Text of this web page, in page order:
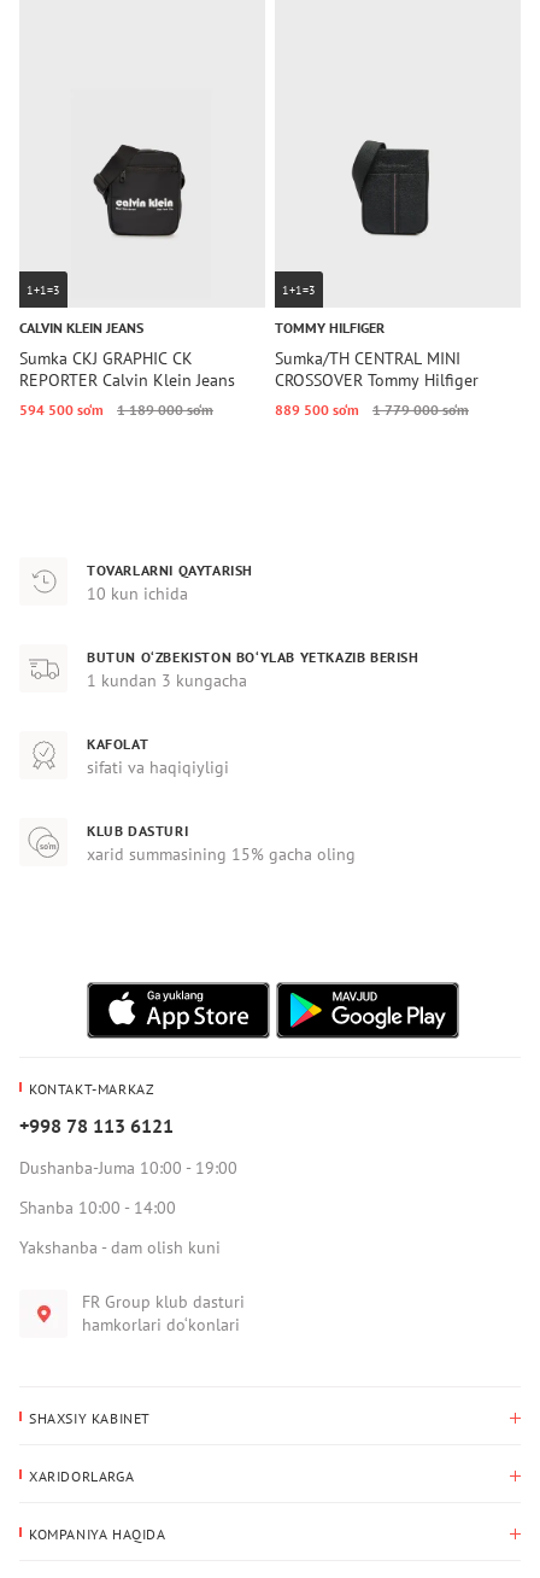
1+1=3
CALVIN KLEIN JEANS
Sumka CKJ GRAPHIC CK
REPORTER Calvin Klein Jeans
594 500 so‘m 1 189 000 so‘m
1+1=3
TOMMY HILFIGER
Sumka/TH CENTRAL MINI
CROSSOVER Tommy Hilfiger
889 500 so‘m 1 779 000 so‘m
TOVARLARNI QAYTARISH
10 kun ichida
BUTUN O‘ZBEKISTON BO‘YLAB YETKAZIB BERISH
1 kundan 3 kungacha
KAFOLAT
sifati va haqiqiyligi
KLUB DASTURI
xarid summasining 15% gacha oling
KONTAKT-MARKAZ
+998 78 113 6121
Dushanba-Juma 10:00 - 19:00
Shanba 10:00 - 14:00
Yakshanba - dam olish kuni
FR Group klub dasturi
hamkorlari do‘konlari
SHAXSIY KABINET
Yetkazib berish manzili
XARIDORLARGA
KOMPANIYA HAQIDA